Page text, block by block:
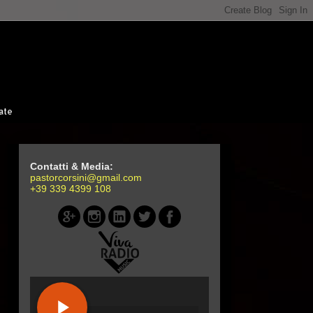
Contatti & Media:
pastorcorsini@gmail.com
+39 339 4399 108